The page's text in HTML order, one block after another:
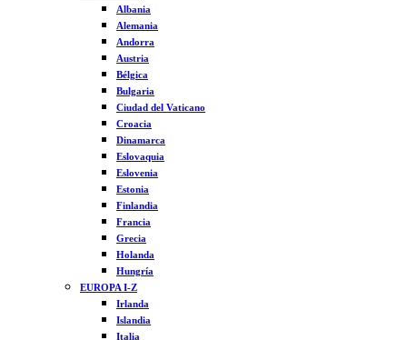
Albania
Alemania
Andorra
Austria
Bélgica
Bulgaria
Ciudad del Vaticano
Croacia
Dinamarca
Eslovaquia
Eslovenia
Estonia
Finlandia
Francia
Grecia
Holanda
Hungría
EUROPA I-Z
Irlanda
Islandia
Italia